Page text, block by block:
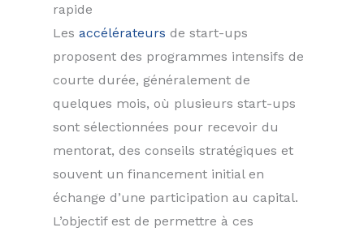
rapide
Les accélérateurs de start-ups
proposent des programmes intensifs de
courte durée, généralement de
quelques mois, où plusieurs start-ups
sont sélectionnées pour recevoir du
mentorat, des conseils stratégiques et
souvent un financement initial en
échange d’une participation au capital.
L’objectif est de permettre à ces